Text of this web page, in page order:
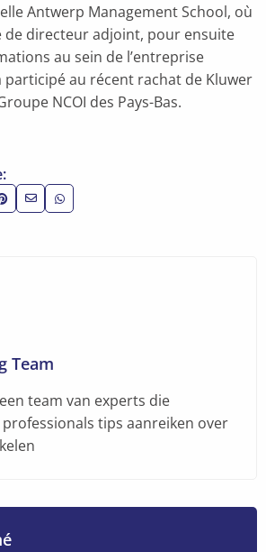
Antwerp Management School, où
de directeur adjoint, pour ensuite
au sein de l’entreprise
participé au récent rachat de Kluwer
NCOI des Pays-Bas.
SharePartagerPartager
Team
team van experts die
tips aanreiken over